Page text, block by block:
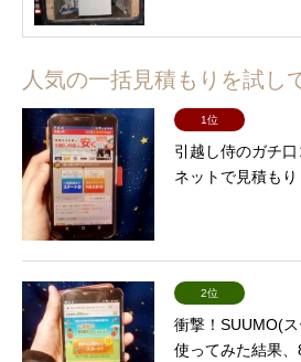
人気の一括見積もりを試し
1位
引越し侍のガチ
ネットで見積もり
2位
衝撃！SUUMO(
使ってみた結果、